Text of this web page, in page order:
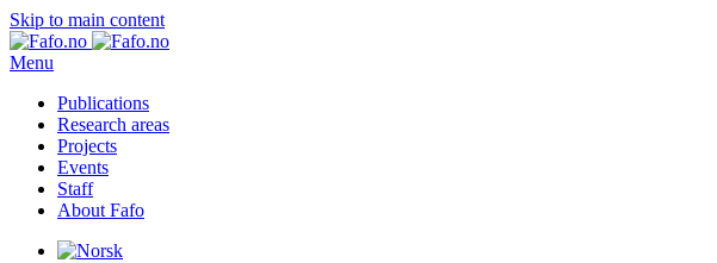
Skip to main content
Menu
Publications
Research areas
Projects
Events
Staff
About Fafo